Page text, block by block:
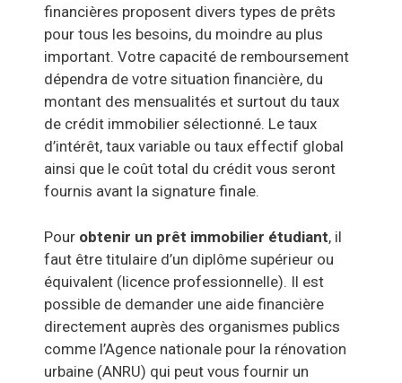
financières proposent divers types de prêts
pour tous les besoins, du moindre au plus
important. Votre capacité de remboursement
dépendra de votre situation financière, du
montant des mensualités et surtout du taux
de crédit immobilier sélectionné. Le taux
d’intérêt, taux variable ou taux effectif global
ainsi que le coût total du crédit vous seront
fournis avant la signature finale.
Pour obtenir un prêt immobilier étudiant, il
faut être titulaire d’un diplôme supérieur ou
équivalent (licence professionnelle). Il est
possible de demander une aide financière
directement auprès des organismes publics
comme l’Agence nationale pour la rénovation
urbaine (ANRU) qui peut vous fournir un